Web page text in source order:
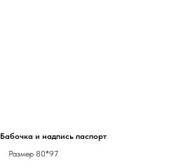
и надпись паспорт
Размер 80*97